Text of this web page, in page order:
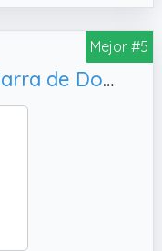
en las
hombros
Mejor #5
Botifly Power Tower Barra de Dominadas Altura y Respaldo Regulable de 170 – 220 cm Independiente Multifuncional Estación de Fondos Pull Up Bar Maquina Dominadas en Casa/Exterior